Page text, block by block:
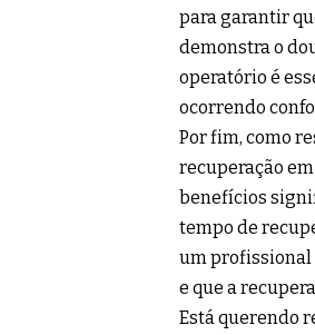
para garantir
demonstra o
operatório é
ocorrendo
Por fim, como
recuperação
benefícios
tempo de
um profissional
e que a
Está querendo